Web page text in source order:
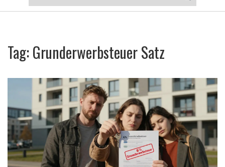
Tag: Grunderwerbsteuer Satz